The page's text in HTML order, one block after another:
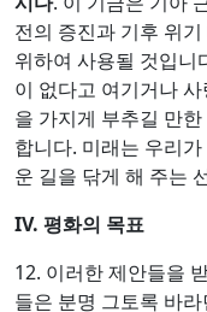
전의 증진과 기후 위
위하여 사용될 것입니
이 없다고 여기거나
을 가지게 부추길 만
합니다. 미래는 우리
운 길을 닦게 해 주는
IV. 평화의 목표
12. 이러한 제안들을
들은 분명 그토록 바